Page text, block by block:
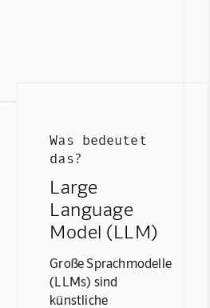
Was bedeutet
das?
Large
Language
Model (LLM)
Große Sprachmodelle
(LLMs) sind
künstliche